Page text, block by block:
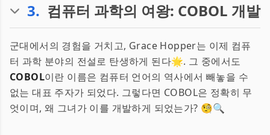
3. 컴퓨터 과학의 여왕: COBOL 개발
군대에서의 경험을 거치고, Grace Hopper는 이제 컴퓨
터 과학 분야의 전설로 탄생하게 된다🌟. 그 중에서도
COBOL이란 이름은 컴퓨터 언어의 역사에서 빼놓을 수
없는 대표 주자가 되었다. 그렇다면 COBOL은 정확히 무
엇이며, 왜 그녀가 이를 개발하게 되었는가? 🧐🔍